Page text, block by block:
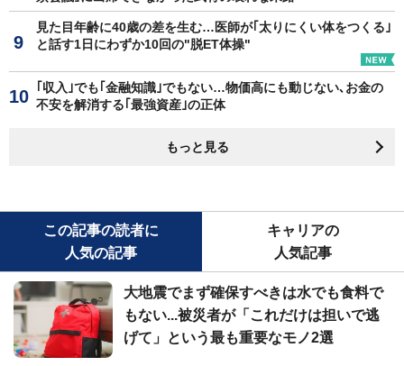
見た目年齢に40歳の差を生む…医師が｢太りにくい体をつくる｣
と話す1日にわずか10回の"脱ET体操"
｢収入｣でも｢金融知識｣でもない…物価高にも動じない､お金の
不安を解消する｢最強資産｣の正体
もっと見る
この記事の読者に
人気の記事
キャリアの
人気記事
大地震でまず確保すべきは水でも食料で
もない...被災者が「これだけは担いで逃
げて」という最も重要なモノ2選